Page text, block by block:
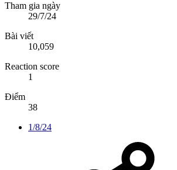
Tham gia ngày
29/7/24
Bài viết
10,059
Reaction score
1
Điểm
38
1/8/24